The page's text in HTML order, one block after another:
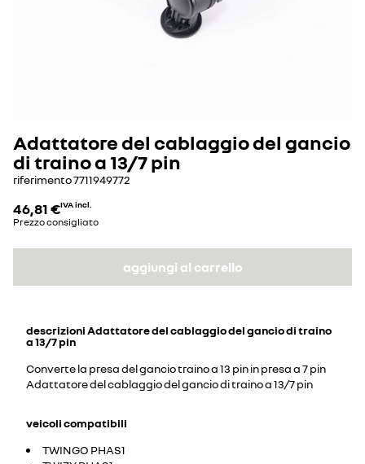
Adattatore del cablaggio del gancio
di traino a 13/7 pin
riferimento7711949772
46,81 €IVA incl.
Prezzo consigliato
aggiungi al carrello
descrizioniAdattatore del cablaggio del gancio di traino
a 13/7 pin
Converte la presa del gancio traino a 13 pin in presa a 7 pin
Adattatore del cablaggio del gancio di traino a 13/7 pin
veicoli compatibili
TWINGO PHAS1